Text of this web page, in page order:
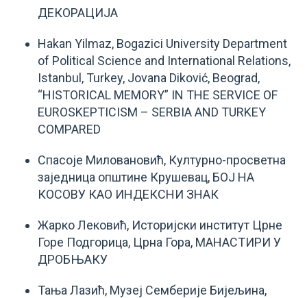
ДЕКОРАЦИЈА
Hakan Yilmaz, Bogazici University Department
of Political Science and International Relations,
Istanbul, Turkey, Jovana Diković, Beograd,
“HISTORICAL MEMORY” IN THE SERVICE OF
EUROSKEPTICISM – SERBIA AND TURKEY
COMPARED
Спасоје Миловановић, Културно-просветнa
заједницa општине Крушевац, БОЈ НА
КОСОВУ КАО ИНДЕКСНИ ЗНАК
Жарко Лековић, Историјски институт Црне
Горе Подгорица, Црна Гора, МАНАСТИРИ У
ДРОБЊАКУ
Тања Лазић, Музеј Семберије Бијељина,